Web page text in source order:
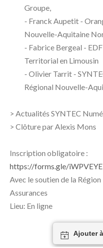
Groupe,
- Franck Aupetit -
Nouvelle-Aquitaine
- Fabrice Bergeal -
Territorial en Limousin
- Olivier Tarrit -
Régional Nouvelle-
> Actualités SYNTEC
> Clôture par Alexis Mons
Inscription obligatoire :
https://forms.gle/
Avec le soutien de la
Assurances
Lieu: En ligne
Ajouter